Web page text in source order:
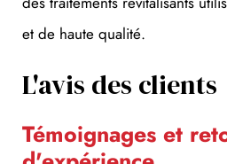
et de haute qualité.
d'expérience